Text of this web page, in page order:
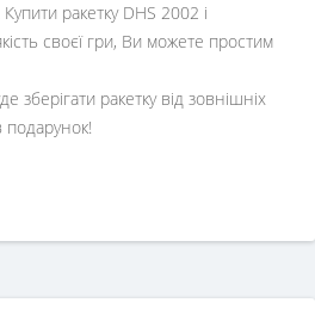
Купити ракетку DHS 2002 і
своєї гри, Ви можете простим
зберігати ракетку від зовнішніх
подарунок!